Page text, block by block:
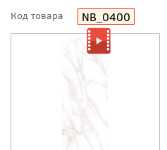
Код товара NB_0400